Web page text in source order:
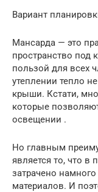
Вариант
Мансарда — это
пространство под
пользой для всех
утеплении тепло
крыши. Кстати,
которые
освещении .
Но главным
является то, что в
затрачено
материалов. И